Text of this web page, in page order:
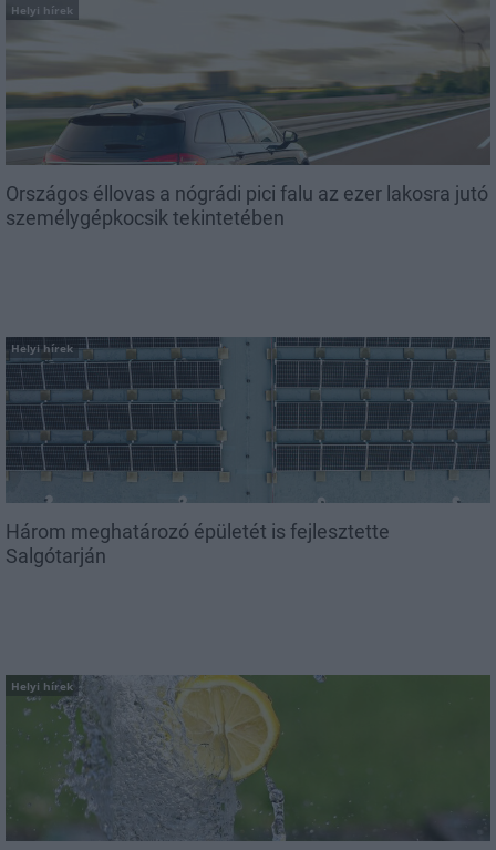
Helyi hírek
Országos éllovas a nógrádi pici falu az ezer lakosra jutó
személygépkocsik tekintetében
Helyi hírek
Három meghatározó épületét is fejlesztette
Salgótarján
Helyi hírek